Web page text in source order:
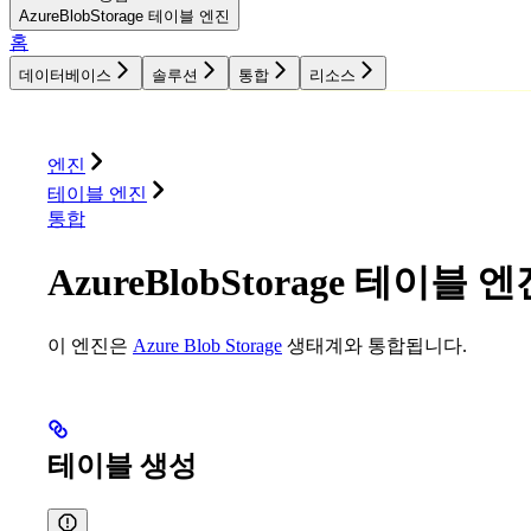
AzureBlobStorage 테이블 엔진
홈
데이터베이스 솔루션 통합 리소스
엔진
테이블 엔진
통합
AzureBlobStorage 테이블 엔
이 엔진은 Azure Blob Storage 생태계와 통합됩니다.
테이블 생성